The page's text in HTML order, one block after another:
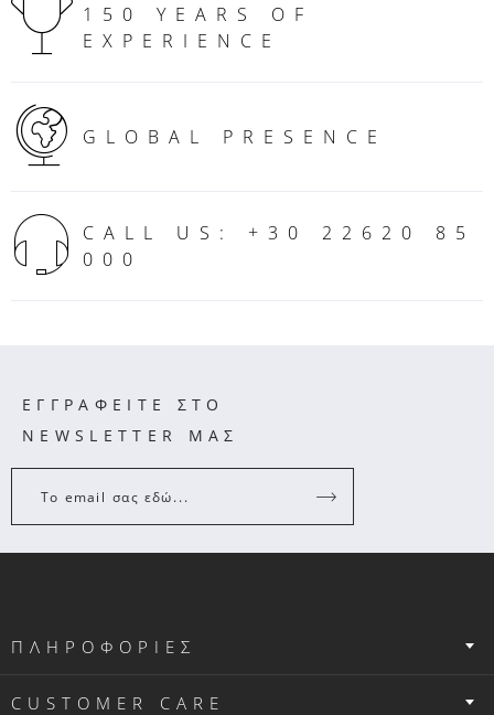
150 YEARS OF
EXPERIENCE
GLOBAL PRESENCE
CALL US: +30 22620 85
000
ΕΓΓΡΑΦΕΙΤΕ ΣΤΟ
NEWSLETTER ΜΑΣ
Το email σας εδώ...
ΠΛΗΡΟΦΟΡΙΕΣ
CUSTOMER CARE